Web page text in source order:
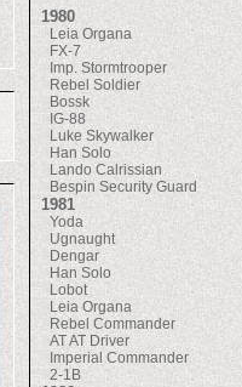
1980
Leia Organa
FX-7
Imp. Stormtrooper
Rebel Soldier
Bossk
IG-88
Luke Skywalker
Han Solo
Lando Calrissian
Bespin Security Guard
1981
Yoda
Ugnaught
Dengar
Han Solo
Lobot
Leia Organa
Rebel Commander
AT AT Driver
Imperial Commander
2-1B